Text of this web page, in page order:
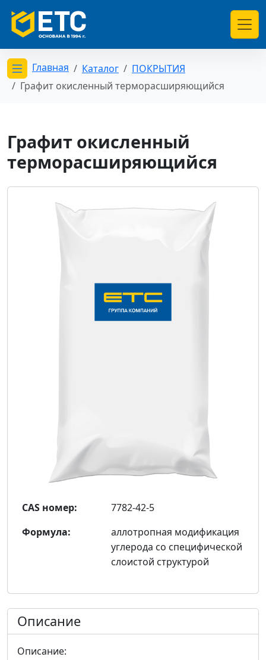
Открыть меню категорий
Главная Каталог
ПОКРЫТИЯ
Графит окисленный терморасширяющийся
Графит окисленный
терморасширяющийся
CAS номер:
7782-42-5
Формула:
аллотропная модификация
углерода со специфической
слоистой структурой
Описание
Описание: